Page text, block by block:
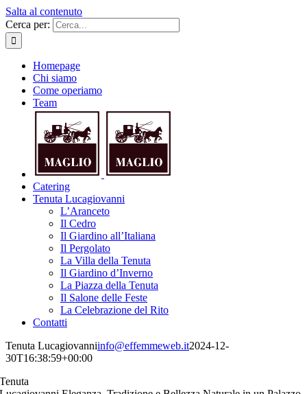
Salta al contenuto
Cerca per:
Homepage
Chi siamo
Come operiamo
Team
Catering
Tenuta Lucagiovanni
L’Aranceto
Il Cedro
Il Giardino all’Italiana
Il Pergolato
La Villa della Tenuta
Il Giardino d’Inverno
La Piazza della Tenuta
Il Salone delle Feste
La Celebrazione del Rito
Contatti
Tenuta Lucagiovanniinfo@effemmeweb.it2024-12-
30T16:38:59+00:00
Tenuta